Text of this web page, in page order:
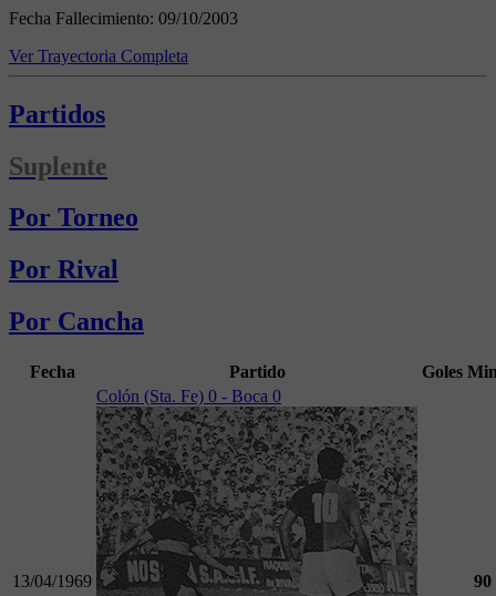
Fecha Fallecimiento: 09/10/2003
Ver Trayectoria Completa
Partidos
Suplente
Por Torneo
Por Rival
Por Cancha
Fecha Partido Goles
13/04/1969
Colón (Sta. Fe) 0 - Boca 0
90